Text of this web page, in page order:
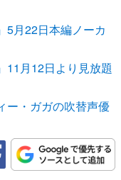
月22日本編ノーカ
11月12日より見放題
ー・ガガの吹替声優